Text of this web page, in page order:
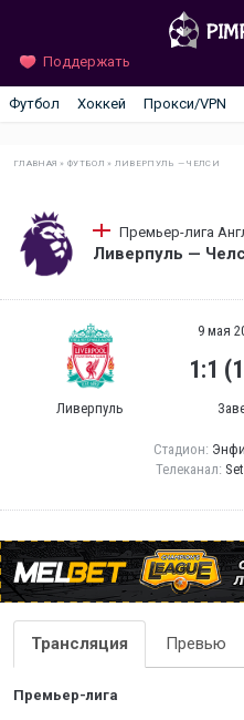
Поддержать
Футбол Хоккей Прокси/VPN
ГЛАВНАЯ »ФУТБОЛ » ЛИВЕРПУЛЬ — ЧЕЛСИ
Премьер-лига
Ливерпуль —
Ливерпуль
9 мая
1:1
Стадион:
Телеканал:
Трансляция Превью
Премьер-лига